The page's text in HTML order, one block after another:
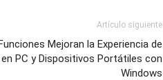
Artículo siguiente
Mejoran la Experiencia de
PC y Dispositivos Portátiles con
Windows